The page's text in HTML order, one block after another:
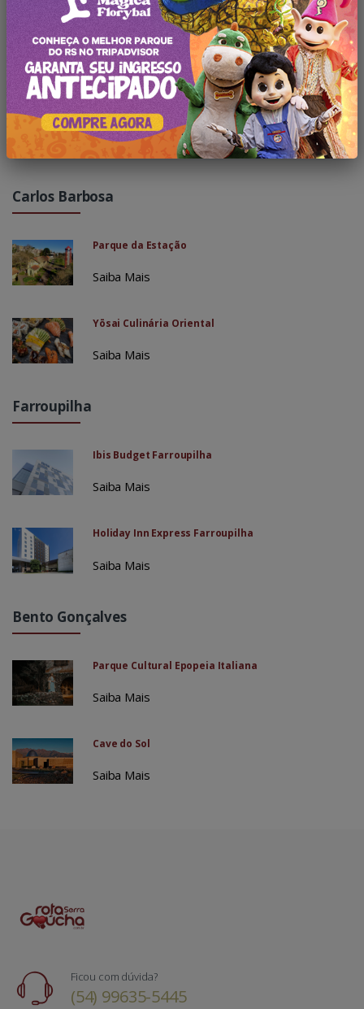
Telefone:
Concordo com apolítica de privacidade .
QUERO MEU DESCONTO
Carlos Barbosa
Parque da Estação
Saiba Mais
Yōsai Culinária Oriental
Saiba Mais
Farroupilha
Ibis Budget Farroupilha
Saiba Mais
Holiday Inn Express Farroupilha
Saiba Mais
Bento Gonçalves
Parque Cultural Epopeia Italiana
Saiba Mais
Cave do Sol
Saiba Mais
Ficou com dúvida?
(54) 99635-5445